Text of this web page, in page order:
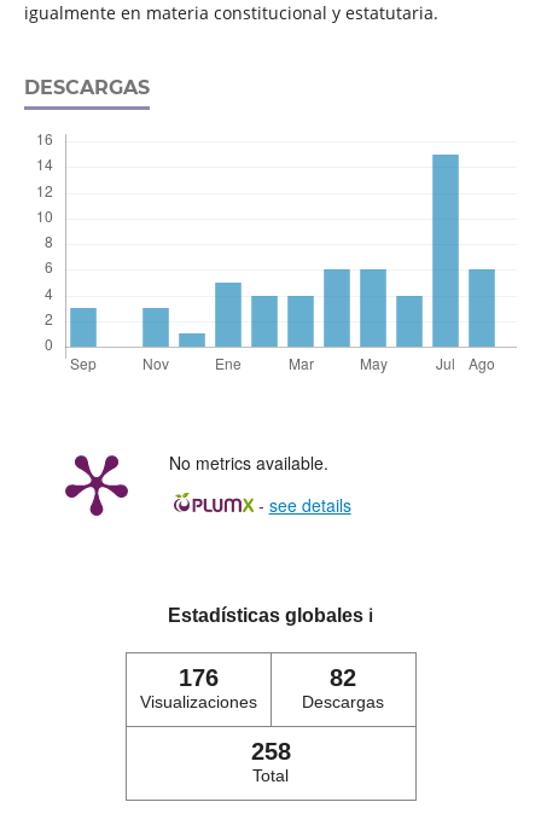
igualmente en materia constitucional y estatutaria.
DESCARGAS
No metrics available.
- see details
Estadísticas globales ℹ️
176
Visualizaciones
82
Descargas
258
Total